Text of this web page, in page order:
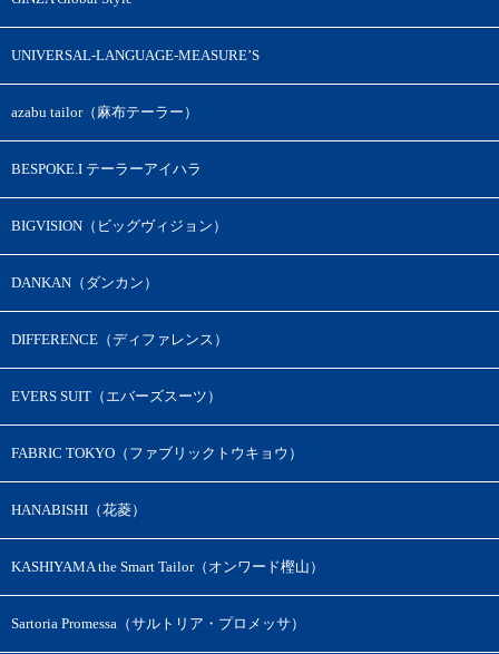
UNIVERSAL-LANGUAGE-MEASURE’S
azabu tailor（麻布テーラー）
BESPOKE.I テーラーアイハラ
BIGVISION（ビッグヴィジョン）
DANKAN（ダンカン）
DIFFERENCE（ディファレンス）
EVERS SUIT（エバーズスーツ）
FABRIC TOKYO（ファブリックトウキョウ）
HANABISHI（花菱）
KASHIYAMA the Smart Tailor（オンワード樫山）
Sartoria Promessa（サルトリア・プロメッサ）